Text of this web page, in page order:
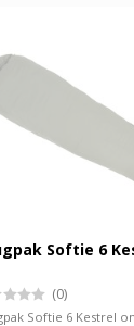
Softie 6
(0)
Softie 6 Kestrel on